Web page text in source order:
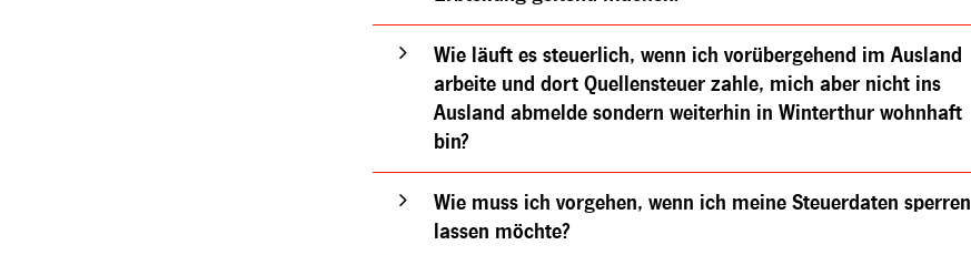
Wie läuft es steuerlich, wenn ich vorübergehend im Ausland
arbeite und dort Quellensteuer zahle, mich aber nicht ins
Ausland abmelde sondern weiterhin in Winterthur wohnhaft
bin?
Wie muss ich vorgehen, wenn ich meine Steuerdaten sperren
lassen möchte?